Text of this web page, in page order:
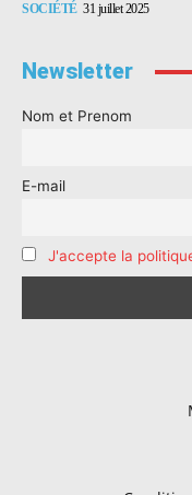
SOCIÉTÉ 31 juillet 2025
Newsletter
Nom et Prenom
E-mail
J'accepte la